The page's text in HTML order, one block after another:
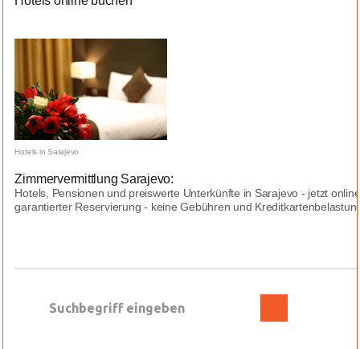
Hotels in Sarajevo
Zimmervermittlung Sarajevo:
Hotels, Pensionen und preiswerte Unterkünfte in Sarajevo - jetzt
garantierter Reservierung - keine Gebühren und